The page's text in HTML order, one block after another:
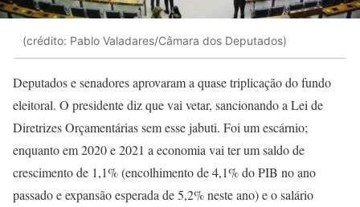
(crédito: Pablo Valadares/Câmara dos Deputados)
Deputados e senadores aprovaram a quase triplicação do fundo
eleitoral. O presidente diz que vai vetar, sancionando a Lei de
Diretrizes Orçamentárias sem esse jabuti. Foi um escárnio;
enquanto em 2020 e 2021 a economia vai ter um saldo de
crescimento de 1,1% (encolhimento de 4,1% do PIB no ano
passado e expansão esperada de 5,2% neste ano) e o salário